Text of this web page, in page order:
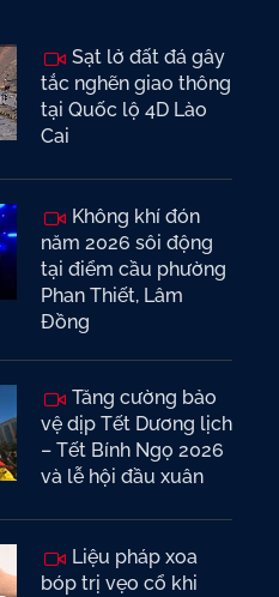
Sạt lở đất đá gây
tắc nghẽn giao thông
tại Quốc lộ 4D Lào
Cai
Không khí đón
năm 2026 sôi động
tại điểm cầu phường
Phan Thiết, Lâm
Đồng
Tăng cường bảo
vệ dịp Tết Dương lịch
– Tết Bính Ngọ 2026
và lễ hội đầu xuân
Liệu pháp xoa
bóp trị vẹo cổ khi